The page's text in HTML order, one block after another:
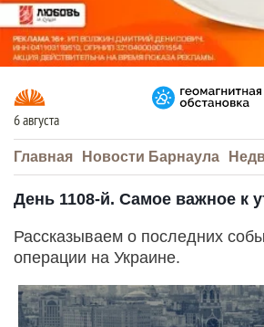
6 августа
Главная Новости Барнаула
День 1108-й. Самое важное к
Рассказываем о последних
операции на Украине.